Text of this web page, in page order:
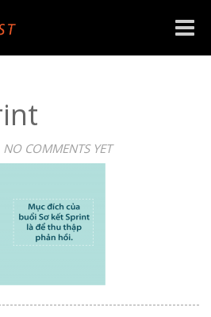
Toggle
NO COMMENTS YET